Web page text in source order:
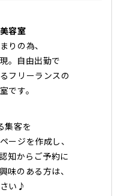
容室
りの為、
。自由出勤で
フリーランスの
です。
集客を
ージを作成し、
知からご予約に
味のある方は、
い♪